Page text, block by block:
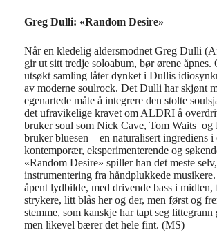
Greg Dulli: «Random Desire»
Når en kledelig aldersmodnet Greg Dulli
gir ut sitt tredje soloabum, bør ørene åpnes.
utsøkt samling låter dynket i Dullis
av moderne soulrock. Det Dulli har skjønt
egenartede måte å integrere den stolte
det ufravikelige kravet om ALDRI å
bruker soul som Nick Cave, Tom Waits og
bruker bluesen – en naturalisert ingrediens i
kontemporær, eksperimenterende og
«Random Desire» spiller han det meste
instrumentering fra håndplukkede
åpent lydbilde, med drivende bass i
strykere, litt blås her og der, men først og
stemme, som kanskje har tapt seg littegrann
men likevel bærer det hele fint. (MS)